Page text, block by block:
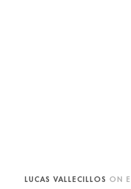
LUCAS VALLECILLOS ON